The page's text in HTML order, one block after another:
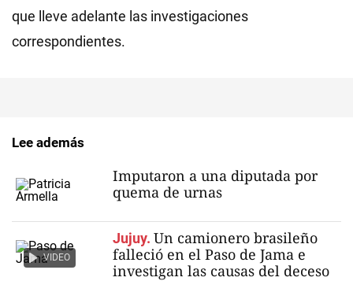
que lleve adelante las investigaciones
correspondientes.
Lee además
Imputaron a una diputada por
quema de urnas
VIDEO
Jujuy. Un camionero brasileño
falleció en el Paso de Jama e
investigan las causas del deceso